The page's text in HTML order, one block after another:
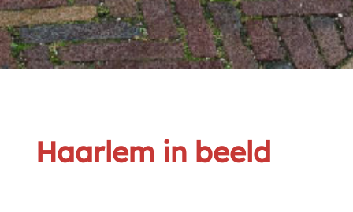
Haarlem in beeld